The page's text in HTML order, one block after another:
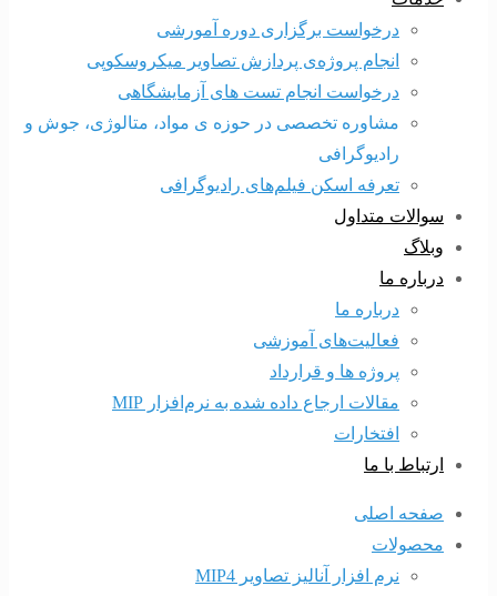
درخواست برگزاری دوره آمورشی
انجام پروژه‌ی پردازش تصاویر میکروسکوپی
درخواست انجام تست های آزمایشگاهی
مشاوره تخصصی در حوزه ی مواد، متالوژی، جوش و
رادیوگرافی
تعرفه اسکن فیلم‌های رادیوگرافی
سوالات متداول
وبلاگ
درباره ما
درباره ما
فعالیت‌های آموزشی
پروژه ها و قرارداد
مقالات ارجاع داده شده به نرم‌افزار MIP
افتخارات
ارتباط با ما
صفحه اصلی
محصولات
نرم افزار آنالیز تصاویر MIP4